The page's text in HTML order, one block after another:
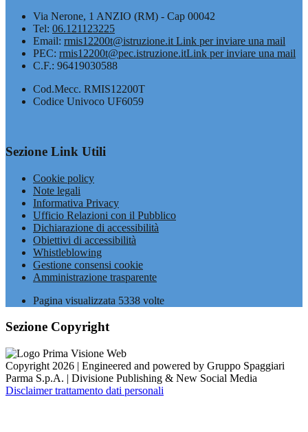
Via Nerone, 1 ANZIO (RM) - Cap 00042
Tel: 06.121123225
Email: rmis12200t@istruzione.it Link per inviare una mail
PEC: rmis12200t@pec.istruzione.itLink per inviare una mail
C.F.: 96419030588
Cod.Mecc. RMIS12200T
Codice Univoco UF6059
Sezione Link Utili
Cookie policy
Note legali
Informativa Privacy
Ufficio Relazioni con il Pubblico
Dichiarazione di accessibilità
Obiettivi di accessibilità
Whistleblowing
Gestione consensi cookie
Amministrazione trasparente
Pagina visualizzata 5338 volte
Sezione Copyright
Copyright 2026 | Engineered and powered by Gruppo Spaggiari
Parma S.p.A. | Divisione Publishing & New Social Media
Disclaimer trattamento dati personali